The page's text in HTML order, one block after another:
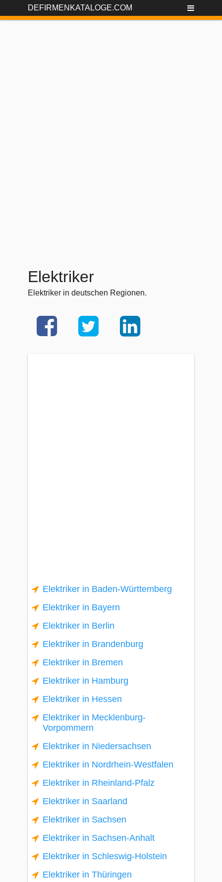
DEFIRMENKATALOGE.COM
Elektriker
Elektriker in deutschen Regionen.
Elektriker in Baden-Württemberg
Elektriker in Bayern
Elektriker in Berlin
Elektriker in Brandenburg
Elektriker in Bremen
Elektriker in Hamburg
Elektriker in Hessen
Elektriker in Mecklenburg-
Vorpommern
Elektriker in Niedersachsen
Elektriker in Nordrhein-Westfalen
Elektriker in Rheinland-Pfalz
Elektriker in Saarland
Elektriker in Sachsen
Elektriker in Sachsen-Anhalt
Elektriker in Schleswig-Holstein
Elektriker in Thüringen